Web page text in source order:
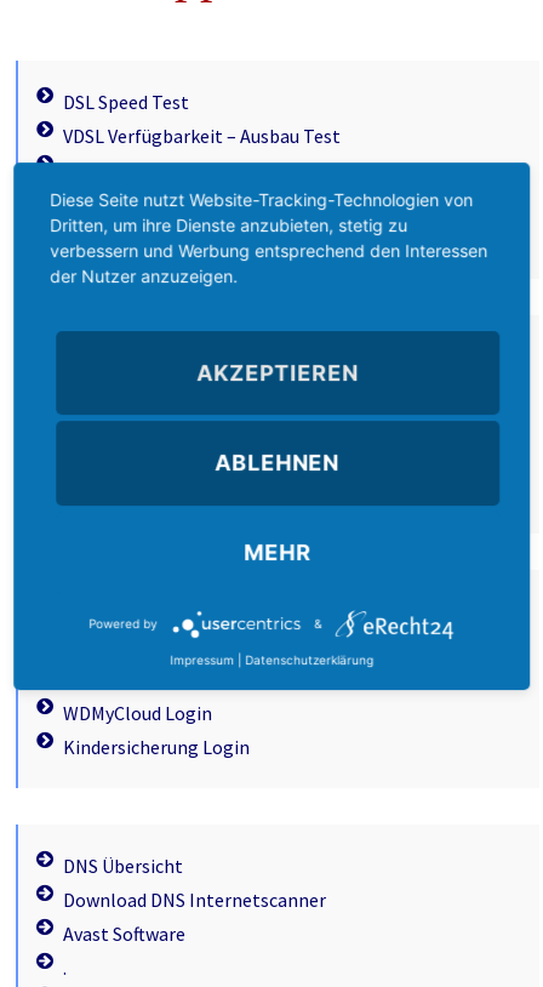
DSL Speed Test
VDSL Verfügbarkeit – Ausbau Test
DSL & VDSL Verfügbarkeit
Cyberangriffe Live-Ticker
DNS Tools
Download PortScan
Download SMTP Tool
SMTP Online Test
SMTP Serverliste
WDMyCloud Login
Kindersicherung Login
DNS Übersicht
Download DNS Internetscanner
Avast Software
.
Diese Seite nutzt Website-Tracking-Technologien von
Dritten, um ihre Dienste anzubieten, stetig zu
verbessern und Werbung entsprechend den Interessen
der Nutzer anzuzeigen.
AKZEPTIEREN
ABLEHNEN
MEHR
Powered by &
Impressum Datenschutzerklärung